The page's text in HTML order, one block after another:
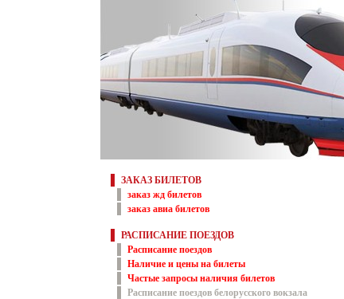
ЗАКАЗ БИЛЕТОВ
заказ жд билетов
заказ авиа билетов
РАСПИСАНИЕ ПОЕЗДОВ
Расписание поездов
Наличие и цены на билеты
Частые запросы наличия билетов
Расписание поездов белорусского вокзала